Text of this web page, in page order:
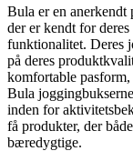
Bula er en
der er kendt for
funktionalitet. Deres
på deres
komfortable
Bula
inden for
få produkter, der
bæredygtige.